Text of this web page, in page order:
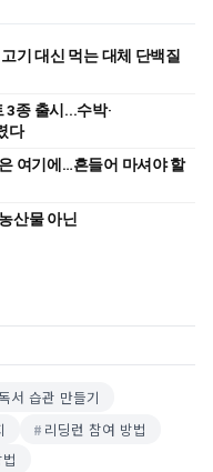
기 대신 먹는 대체 단백질
종 출시...수박·
다
여기에…흔들어 마셔야 할
산물 아닌
서 습관 만들기
리딩런 참여 방법